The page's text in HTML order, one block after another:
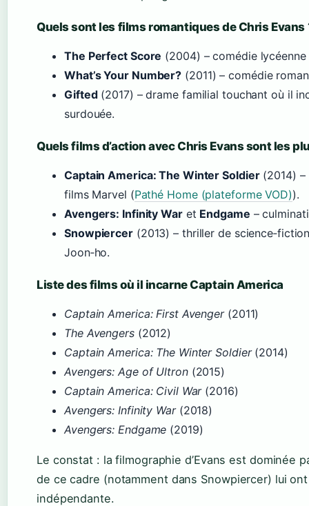
Quels sont les films romantiques de Chris Evans
The Perfect Score (2004) – comédie
What’s Your Number? (2011) – comédie
Gifted(2017) – drame familial touchant où il
surdouée.
Quels films d’action avec Chris Evans sont les
Captain America: The Winter Soldier(2014) –
films Marvel (Pathé Home (plateforme VOD)).
Avengers: Infinity Waret Endgame –
Snowpiercer(2013) – thriller de
Joon‑ho.
Liste des films où il incarne Captain America
Captain America: First Avenger(2011)
The Avengers(2012)
Captain America: The Winter Soldier(2014)
Avengers: Age of Ultron(2015)
Captain America: Civil War(2016)
Avengers: Infinity War(2018)
Avengers: Endgame (2019)
Le constat : la filmographie d’Evans est dominée
de ce cadre (notamment dans Snowpiercer) lui
indépendante.